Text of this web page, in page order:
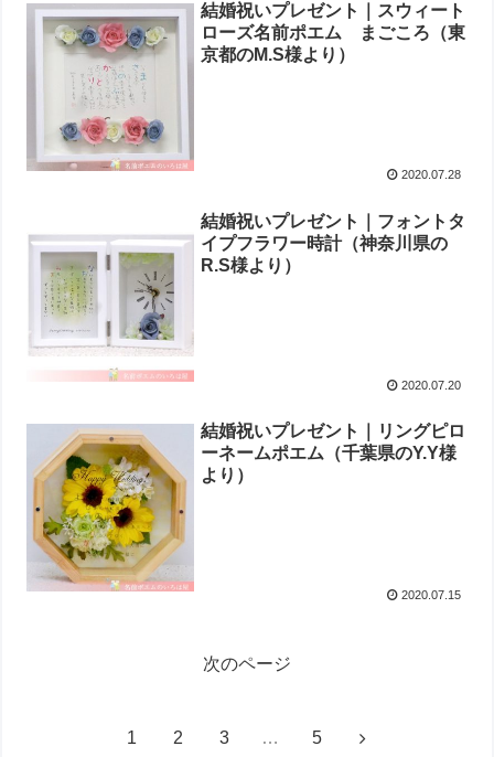
結婚祝いプレゼント｜スウィート
ローズ名前ポエム まごころ（東
京都のM.S様より ）
2020.07.28
結婚祝いプレゼント｜フォントタ
イプフラワー時計（神奈川県の
R.S様より ）
2020.07.20
結婚祝いプレゼント｜リングピロ
ーネームポエム（千葉県のY.Y様
より ）
2020.07.15
次のページ
1 2 3 … 5